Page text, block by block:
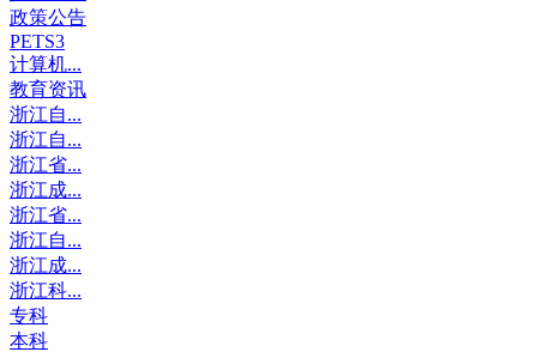
政策公告
PETS3
计算机...
教育资讯
浙江自...
浙江自...
浙江省...
浙江成...
浙江省...
浙江自...
浙江成...
浙江科...
专科
本科